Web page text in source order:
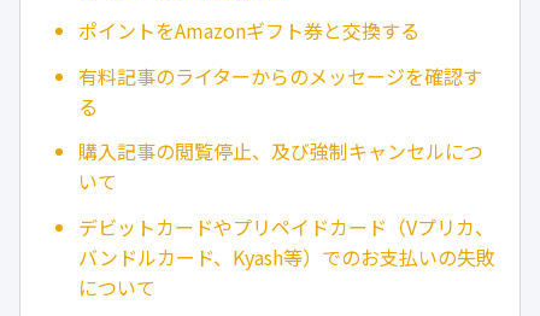
ポイントをAmazonギフト券と交換する
有料記事のライターからのメッセージを確認す
る
購入記事の閲覧停止、及び強制キャンセルにつ
いて
デビットカードやプリペイドカード（Vプリカ、
バンドルカード、Kyash等）でのお支払いの失敗
について